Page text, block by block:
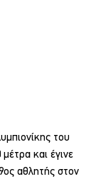
του
και έγινε
αθλητής στον